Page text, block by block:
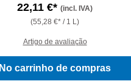
22,11 €* (incl. IVA)
(55,28 €* / 1 L)
Artigo de avaliação
No carrinho de compras